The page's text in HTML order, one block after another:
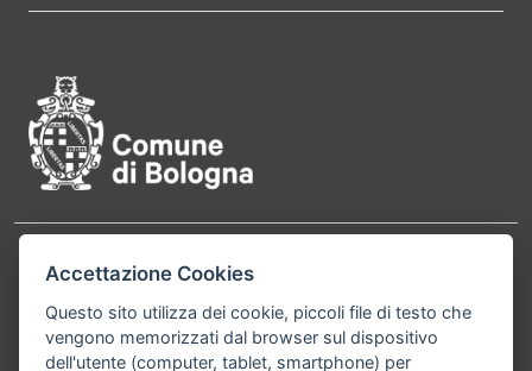
Contatti
Comune di Bologna, Piazza Maggiore, 6 - 40124
Bologna P.Iva 01232710374 Cod. IBAN: IT 88 R
02008 02435 000020067156
Accettazione Cookies
Questo sito utilizza dei cookie, piccoli file di testo che
vengono memorizzati dal browser sul dispositivo
dell'utente (computer, tablet, smartphone) per